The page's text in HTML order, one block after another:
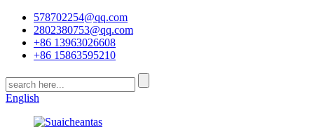
578702254@qq.com
2802380753@qq.com
+86 13963026608
+86 15863595210
English